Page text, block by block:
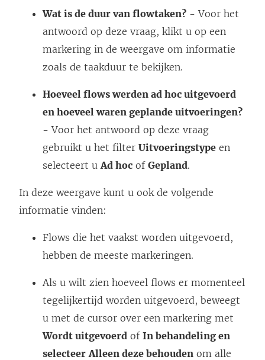
Wat is de duur van flowtaken? - Voor het
antwoord op deze vraag, klikt u op een
markering in de weergave om informatie
zoals de taakduur te bekijken.
Hoeveel flows werden ad hoc uitgevoerd
en hoeveel waren geplande uitvoeringen?
- Voor het antwoord op deze vraag
gebruikt u het filter Uitvoeringstype en
selecteert u Ad hoc of Gepland.
In deze weergave kunt u ook de volgende
informatie vinden:
Flows die het vaakst worden uitgevoerd,
hebben de meeste markeringen.
Als u wilt zien hoeveel flows er momenteel
tegelijkertijd worden uitgevoerd, beweegt
u met de cursor over een markering met
Wordt uitgevoerd of In behandeling en
selecteer Alleen deze behouden om alle